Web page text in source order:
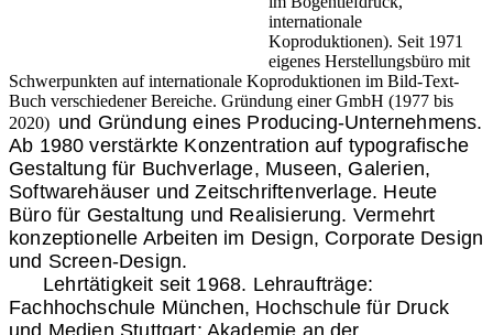
internationale
Koproduktionen). Seit 1971
eigenes Herstellungsbüro mit
Schwerpunkten auf internationale Koproduktionen im Bild-Text-
Buch verschiedener Bereiche. Gründung einer GmbH (1977 bis
2020) und Gründung eines Producing-Unternehmens.
Ab 1980 verstärkte Konzentration auf typografische
Gestaltung für Buchverlage, Museen, Galerien,
Softwarehäuser und Zeitschriftenverlage. Heute
Büro für Gestaltung und Realisierung. Vermehrt
konzeptionelle Arbeiten im Design, Corporate Design
und Screen-Design.
Lehrtätigkeit seit 1968. Lehraufträge:
Fachhochschule München, Hochschule für Druck
und Medien Stuttgart; Akademie an der